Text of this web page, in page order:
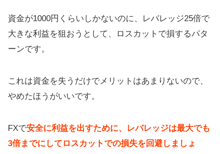
資金が1000円くらいしかないのに、レバレッジ25倍で
大きな利益を狙おうとして、ロスカットで損するパタ
ーンです。
これは資金を失うだけでメリットはあまりないので、
やめたほうがいいです。
FXで安全に利益を出すために、レバレッジは最大でも
3倍までにしてロスカットでの損失を回避しましょ